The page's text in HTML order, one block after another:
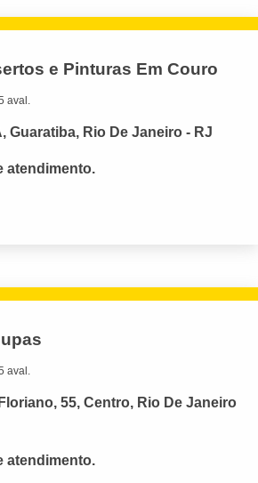
e Pinturas Em Couro
aval.
Guaratiba, Rio De Janeiro - RJ
atendimento.
aval.
55, Centro, Rio De Janeiro
atendimento.